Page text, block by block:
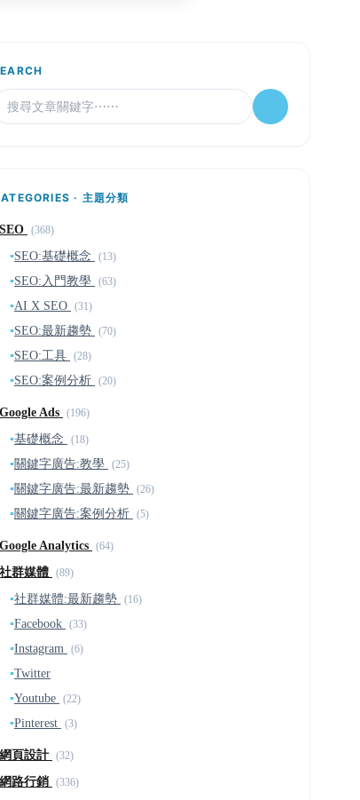
· 主題分類
SEO (368)
▪SEO:基礎概念 (13)
▪SEO:入門教學 (63)
▪AI X SEO (31)
▪SEO:最新趨勢 (70)
▪SEO:工具 (28)
▪SEO:案例分析 (20)
Google Ads (196)
▪基礎概念 (18)
▪關鍵字廣告:教學 (25)
▪關鍵字廣告:最新趨勢 (26)
▪關鍵字廣告:案例分析 (5)
Google Analytics (64)
社群媒體 (89)
▪社群媒體:最新趨勢 (16)
▪Facebook (33)
▪Instagram (6)
▪Twitter
▪Youtube (22)
▪Pinterest (3)
網頁設計 (32)
網路行銷 (336)